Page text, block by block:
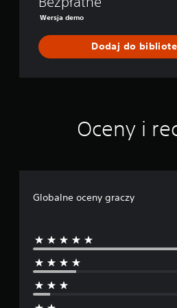
Wersja demo
Dodaj do
Oceny i
Globalne oceny graczy